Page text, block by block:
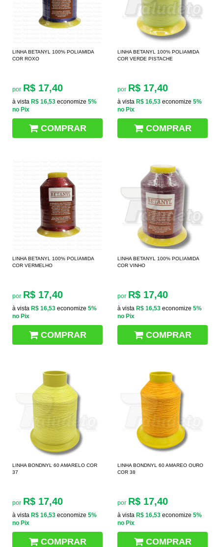
LINHA BETANYL 100% POLIAMIDA
COR ROXO
por R$ 17,40
à vista R$ 16,53 economize 5%
no Pix
COMPRAR
LINHA BETANYL 100% POLIAMIDA
COR VERDE PISTACHE
por R$ 17,40
à vista R$ 16,53 economize 5%
no Pix
COMPRAR
LINHA BETANYL 100% POLIAMIDA
COR VERMELHO
por R$ 17,40
à vista R$ 16,53 economize 5%
no Pix
COMPRAR
LINHA BETANYL 100% POLIAMIDA
COR VINHO
por R$ 17,40
à vista R$ 16,53 economize 5%
no Pix
COMPRAR
LINHA BONDNYL 60 AMARELO COR
37
por R$ 17,40
à vista R$ 16,53 economize 5%
no Pix
COMPRAR
LINHA BONDNYL 60 AMAREO OURO
COR 38
por R$ 17,40
à vista R$ 16,53 economize 5%
no Pix
COMPRAR